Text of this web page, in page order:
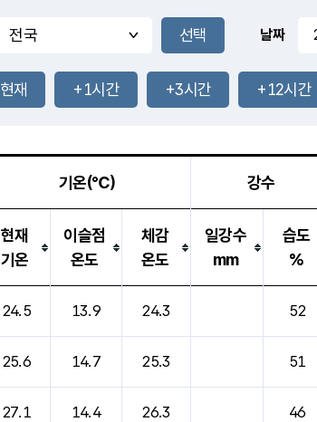
-mm
-mm
34.6
℃
37.4℃
1.6m/s
-mm
-mm
날짜
현재 +1시간 +3시간 +12시간
기온(℃) 강수
현재
기온
이슬점
온도
체감
온도
일강수
mm
습도
%
24.5 13.9 24.3 52
25.6 14.7 25.3 51
27.1 14.4 26.3 46